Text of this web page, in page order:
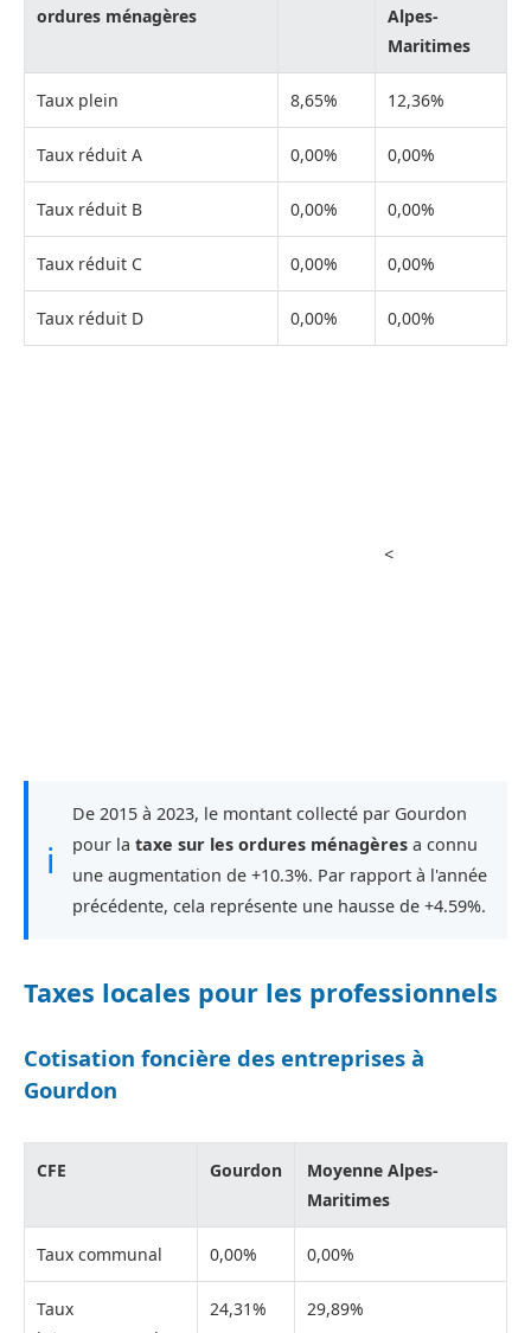
ordures ménagères
Alpes-
Maritimes
Taux plein 8,65% 12,36%
Taux réduit A 0,00% 0,00%
Taux réduit B 0,00% 0,00%
Taux réduit C 0,00% 0,00%
Taux réduit D 0,00% 0,00%
<
ℹ
De 2015 à 2023, le montant collecté par Gourdon
pour la taxe sur les ordures ménagères a connu
une augmentation de +10.3%. Par rapport à l'année
précédente, cela représente une hausse de +4.59%.
Taxes locales pour les professionnels
Cotisation foncière des entreprises à
Gourdon
CFE Gourdon
Moyenne Alpes-
Maritimes
Taux communal 0,00% 0,00%
Taux
24,31% 29,89%